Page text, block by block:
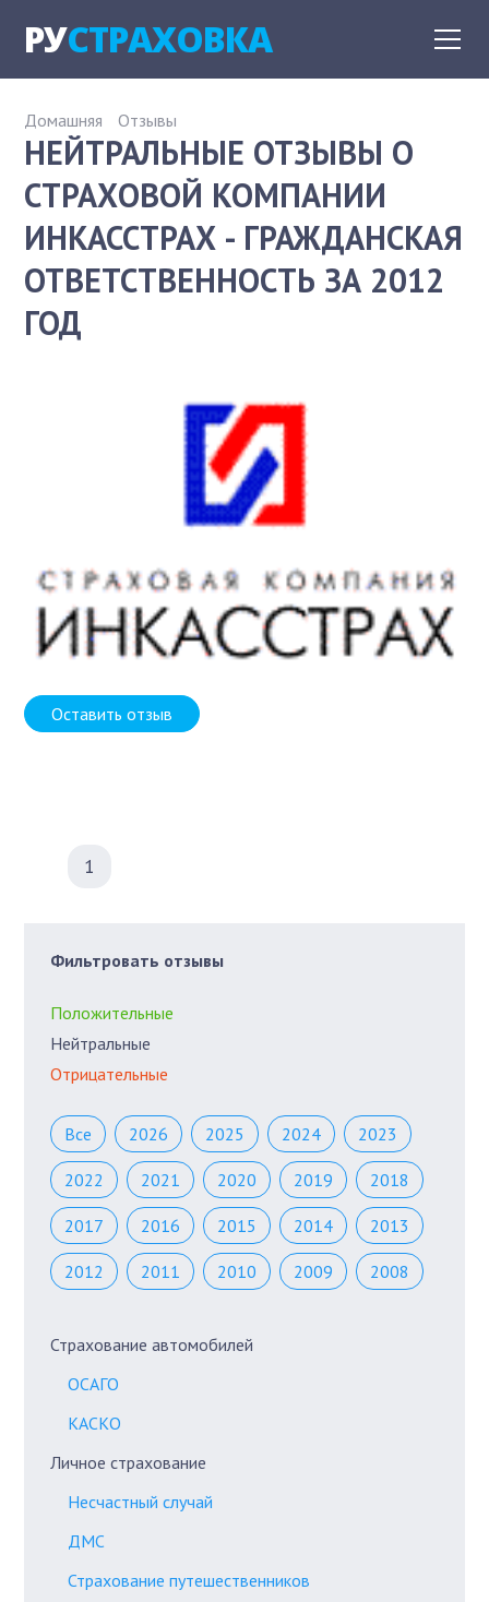
РУСТРАХОВКА
Домашняя Отзывы
НЕЙТРАЛЬНЫЕ ОТЗЫВЫ О
СТРАХОВОЙ КОМПАНИИ
ИНКАССТРАХ - ГРАЖДАНСКАЯ
ОТВЕТСТВЕННОСТЬ ЗА 2012
ГОД
Оставить отзыв
1
Фильтровать отзывы
Положительные
Нейтральные
Отрицательные
Все 2026 2025 2024 2023
2022 2021 2020 2019 2018
2017 2016 2015 2014 2013
2012 2011 2010 2009 2008
Страхование автомобилей
ОСАГО
КАСКО
Личное страхование
Несчастный случай
ДМС
Страхование путешественников